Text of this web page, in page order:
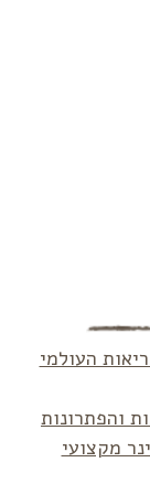
העולמי
והפתרונות
מקצועי